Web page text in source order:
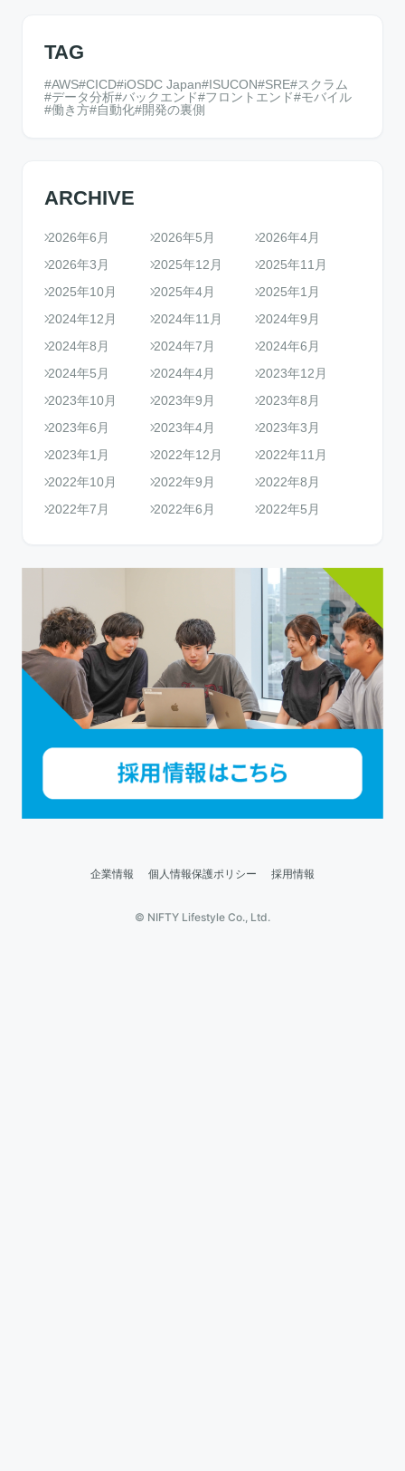
TAG
AWS CICD iOSDC Japan ISUCON SRE
スクラム
データ分析 バックエンド フロントエンド
モバイル
働き方
自動化 開発の裏側
ARCHIVE
2026年6月 2026年5月
2026年4月
2026年3月
2025年12月
2025年11月
2025年10月
2025年4月
2025年1月
2024年12月
2024年11月
2024年9月
2024年8月
2024年7月
2024年6月
2024年5月
2024年4月
2023年12月
2023年10月
2023年9月
2023年8月
2023年6月
2023年4月
2023年3月
2023年1月
2022年12月
2022年11月
2022年10月
2022年9月
2022年8月
2022年7月
2022年6月 2022年5月
企業情報 個人情報保護ポリシー 採用情報
© NIFTY Lifestyle Co., Ltd.